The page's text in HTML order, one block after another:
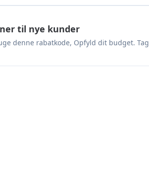
til nye kunder
denne rabatkode, Opfyld dit budget. Tag